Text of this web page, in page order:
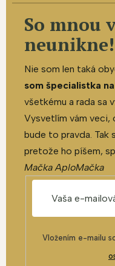
So mnou
neunikne!
Nie som len taká
som špecialistka
všetkému a rada sa
Vysvetlím vám veci,
bude to pravda. Tak
pretože ho píšem,
Mačka AploMačka
Vložením e-mailu